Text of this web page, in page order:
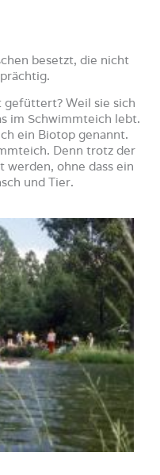
besetzt, die nicht
Weil sie sich
im Schwimmteich lebt.
ein Biotop genannt.
Denn trotz der
werden, ohne dass ein
und Tier.